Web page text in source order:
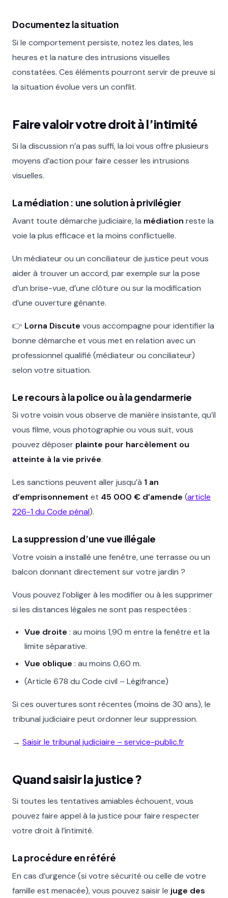
Documentez la situation
Si le comportement persiste, notez les dates, les
heures et la nature des intrusions visuelles
constatées. Ces éléments pourront servir de preuve si
la situation évolue vers un conflit.
Faire valoir votre droit à l’intimité
Si la discussion n’a pas suffi, la loi vous offre plusieurs
moyens d’action pour faire cesser les intrusions
visuelles.
La médiation : une solution à privilégier
Avant toute démarche judiciaire, la médiation reste la
voie la plus efficace et la moins conflictuelle.
Un médiateur ou un conciliateur de justice peut vous
aider à trouver un accord, par exemple sur la pose
d’un brise-vue, d’une clôture ou sur la modification
d’une ouverture gênante.
👉 Lorna Discute vous accompagne pour identifier la
bonne démarche et vous met en relation avec un
professionnel qualifié (médiateur ou conciliateur)
selon votre situation.
Le recours à la police ou à la gendarmerie
Si votre voisin vous observe de manière insistante, qu’il
vous filme, vous photographie ou vous suit, vous
pouvez déposer plainte pour harcèlement ou
atteinte à la vie privée.
Les sanctions peuvent aller jusqu’à 1 an
d’emprisonnement et 45 000 € d’amende (article
226-1 du Code pénal).
La suppression d’une vue illégale
Votre voisin a installé une fenêtre, une terrasse ou un
balcon donnant directement sur votre jardin ?
Vous pouvez l’obliger à les modifier ou à les supprimer
si les distances légales ne sont pas respectées :
Vue droite : au moins 1,90 m entre la fenêtre et la
limite séparative.
Vue oblique : au moins 0,60 m.
(Article 678 du Code civil – Légifrance)
Si ces ouvertures sont récentes (moins de 30 ans), le
tribunal judiciaire peut ordonner leur suppression.
→ Saisir le tribunal judiciaire – service-public.fr
Quand saisir la justice ?
Si toutes les tentatives amiables échouent, vous
pouvez faire appel à la justice pour faire respecter
votre droit à l’intimité.
La procédure en référé
En cas d’urgence (si votre sécurité ou celle de votre
famille est menacée), vous pouvez saisir le juge des